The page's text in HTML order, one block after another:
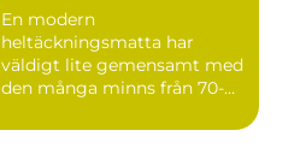
En modern
heltäckningsmatta har
väldigt lite gemensamt med
den många minns från 70-